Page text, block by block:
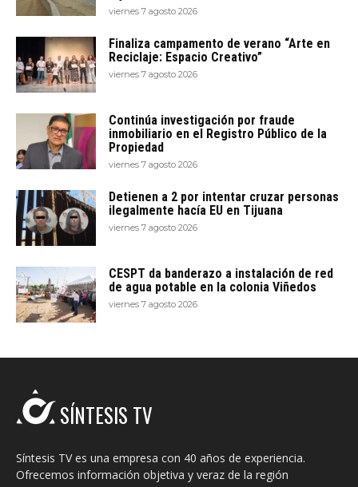
viernes 7 agosto 2026
Finaliza campamento de verano “Arte en
Reciclaje: Espacio Creativo”
viernes 7 agosto 2026
Continúa investigación por fraude
inmobiliario en el Registro Público de la
Propiedad
viernes 7 agosto 2026
Detienen a 2 por intentar cruzar personas
ilegalmente hacía EU en Tijuana
viernes 7 agosto 2026
CESPT da banderazo a instalación de red
de agua potable en la colonia Viñedos
viernes 7 agosto 2026
SÍNTESIS TV
Síntesis TV es una empresa con 40 años de experiencia.
Ofrecemos información objetiva y veraz de la región